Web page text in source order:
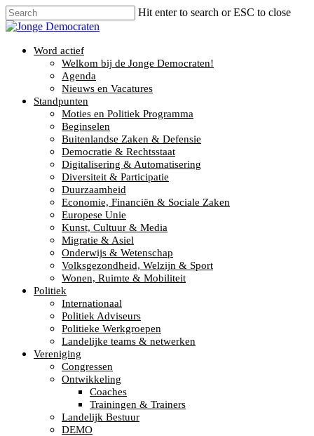
Hit enter to search or ESC to close
Word actief
Welkom bij de Jonge Democraten!
Agenda
Nieuws en Vacatures
Standpunten
Moties en Politiek Programma
Beginselen
Buitenlandse Zaken & Defensie
Democratie & Rechtsstaat
Digitalisering & Automatisering
Diversiteit & Participatie
Duurzaamheid
Economie, Financiën & Sociale Zaken
Europese Unie
Kunst, Cultuur & Media
Migratie & Asiel
Onderwijs & Wetenschap
Volksgezondheid, Welzijn & Sport
Wonen, Ruimte & Mobiliteit
Politiek
Internationaal
Politiek Adviseurs
Politieke Werkgroepen
Landelijke teams & netwerken
Vereniging
Congressen
Ontwikkeling
Coaches
Trainingen & Trainers
Landelijk Bestuur
DEMO